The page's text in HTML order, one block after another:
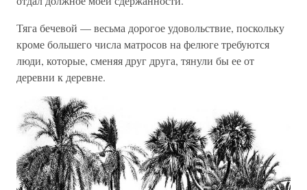
Тяга бечевой — весьма дорогое удовольствие, поскольку
кроме большего числа матросов на фелюге требуются
люди, которые, сменяя друг друга, тянули бы ее от
деревни к деревне.